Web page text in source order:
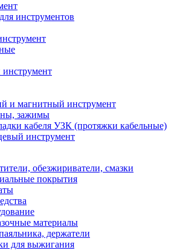
инструментов
инструмент
и магнитный инструмент
зажимы
кабеля УЗК (протяжки кабельные)
инструмент
обезжириватели, смазки
покрытия
материалы
держатели
для выжигания